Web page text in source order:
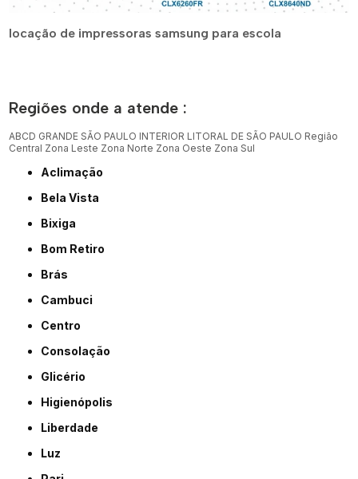
locação de impressoras samsung para escola
Regiões onde a atende :
ABCD GRANDE SÃO PAULO INTERIOR LITORAL DE SÃO PAULO Região
Central Zona Leste Zona Norte Zona Oeste Zona Sul
Aclimação
Bela Vista
Bixiga
Bom Retiro
Brás
Cambuci
Centro
Consolação
Glicério
Higienópolis
Liberdade
Luz